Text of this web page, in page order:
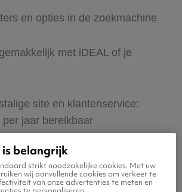
en opties in de zoekmachine
met iDEAL of je
site en klantenservice:
per jaar bereikbaar
boeken en betalen
een hotel of huurauto voor
belangrijk
strikt noodzakelijke cookies. Met uw
wij aanvullende cookies om verkeer te
van onze advertenties te meten en